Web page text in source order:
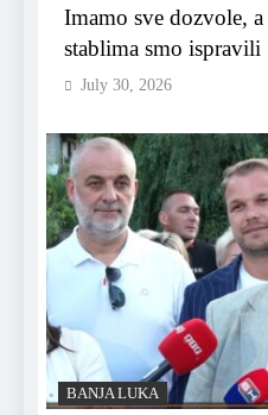
Imamo sve dozvole,
stablima smo ispravili
July 30, 2026
BANJA LUKA